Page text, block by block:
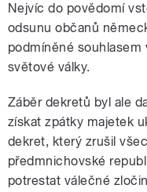
Nejvíc do povědomí
odsunu občanů
podmíněné
světové války.
Záběr dekretů byl ale
získat zpátky majetek
dekret, který zrušil
předmnichovské
potrestat válečné